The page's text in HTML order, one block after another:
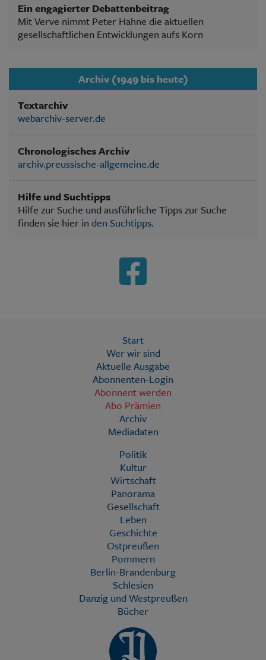
Ein engagierter Debattenbeitrag
Mit Verve nimmt Peter Hahne die aktuellen
gesellschaftlichen Entwicklungen aufs Korn
Archiv (1949 bis heute)
Textarchiv
webarchiv-server.de
Chronologisches Archiv
archiv.preussische-allgemeine.de
Hilfe und Suchtipps
Hilfe zur Suche und ausführliche Tipps zur Suche
finden sie hier in den Suchtipps.
Start
Wer wir sind
Aktuelle Ausgabe
Abonnenten-Login
Abonnent werden
Abo Prämien
Archiv
Mediadaten
Politik
Kultur
Wirtschaft
Panorama
Gesellschaft
Leben
Geschichte
Ostpreußen
Pommern
Berlin-Brandenburg
Schlesien
Danzig und Westpreußen
Bücher